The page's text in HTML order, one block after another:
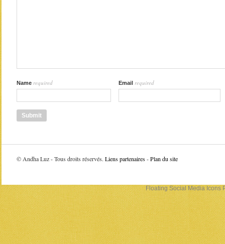
Name required Email required
© Andha Luz - Tous droits réservés. Liens partenaires-Plan du site
Floating Social Media Icons